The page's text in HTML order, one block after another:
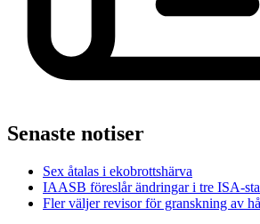
Senaste notiser
Sex åtalas i ekobrottshärva
IAASB föreslår ändringar i tre ISA-
Fler väljer revisor för granskning av